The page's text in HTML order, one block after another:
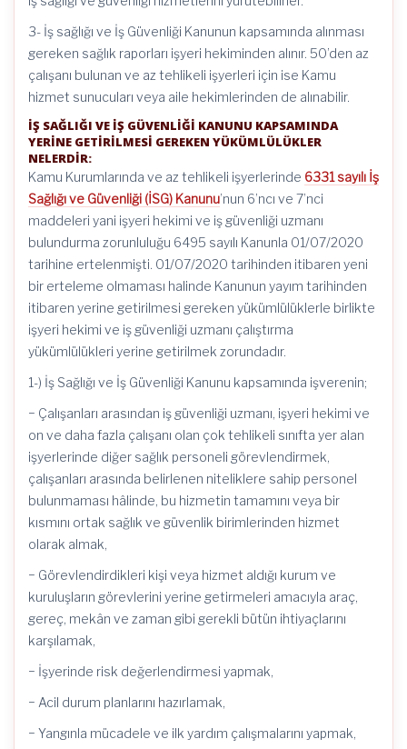
3- İş sağlığı ve İş Güvenliği Kanunun kapsamında alınması
gereken sağlık raporları işyeri hekiminden alınır. 50’den az
çalışanı bulunan ve az tehlikeli işyerleri için ise Kamu
hizmet sunucuları veya aile hekimlerinden de alınabilir.
İŞ SAĞLIĞI VE İŞ GÜVENLİĞİ KANUNU KAPSAMINDA
YERİNE GETİRİLMESİ GEREKEN YÜKÜMLÜLÜKLER
NELERDİR:
Kamu Kurumlarında ve az tehlikeli işyerlerinde 6331 sayılı İş
Sağlığı ve Güvenliği (İSG) Kanunu’nun 6’ncı ve 7’nci
maddeleri yani işyeri hekimi ve iş güvenliği uzmanı
bulundurma zorunluluğu 6495 sayılı Kanunla 01/07/2020
tarihine ertelenmişti. 01/07/2020 tarihinden itibaren yeni
bir erteleme olmaması halinde Kanunun yayım tarihinden
itibaren yerine getirilmesi gereken yükümlülüklerle birlikte
işyeri hekimi ve iş güvenliği uzmanı çalıştırma
yükümlülükleri yerine getirilmek zorundadır.
1-) İş Sağlığı ve İş Güvenliği Kanunu kapsamında işverenin;
− Çalışanları arasından iş güvenliği uzmanı, işyeri hekimi ve
on ve daha fazla çalışanı olan çok tehlikeli sınıfta yer alan
işyerlerinde diğer sağlık personeli görevlendirmek,
çalışanları arasında belirlenen niteliklere sahip personel
bulunmaması hâlinde, bu hizmetin tamamını veya bir
kısmını ortak sağlık ve güvenlik birimlerinden hizmet
olarak almak,
− Görevlendirdikleri kişi veya hizmet aldığı kurum ve
kuruluşların görevlerini yerine getirmeleri amacıyla araç,
gereç, mekân ve zaman gibi gerekli bütün ihtiyaçlarını
karşılamak,
− İşyerinde risk değerlendirmesi yapmak,
− Acil durum planlarını hazırlamak,
− Yangınla mücadele ve ilk yardım çalışmalarını yapmak,